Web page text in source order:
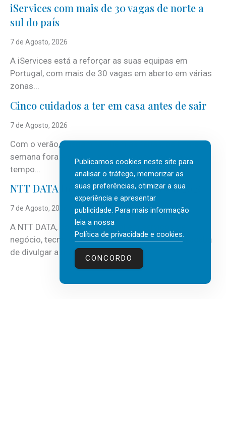
iServices com mais de 30 vagas de norte a
sul do país
7 de Agosto, 2026
A iServices está a reforçar as suas equipas em
Portugal, com mais de 30 vagas em aberto em várias
zonas...
Cinco cuidados a ter em casa antes de sair
7 de Agosto, 2026
Com o verão, chegam também as férias, os fins-de-
semana fora e os dias em que a casa fica mais
tempo...
NTT DATA Insurtech Global Outlook 2026
7 de Agosto, 2026
A NTT DATA, consultora global em serviços de
negócio, tecnologia e inteligência artificial (IA), acaba
de divulgar a mais recente...
Publicamos cookies neste site para
analisar o tráfego, memorizar as
suas preferências, otimizar a sua
experiência e apresentar
publicidade. Para mais informação
leia a nossa
Política de privacidade e cookies.
CONCORDO